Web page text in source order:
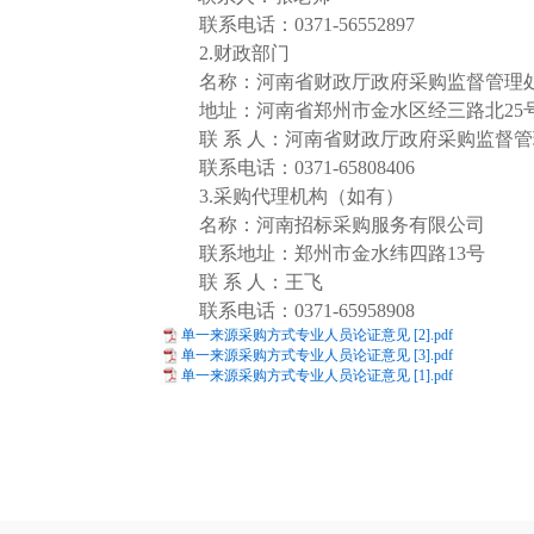
联系电话：0371-56552897
2.财政部门
名称：河南省财政厅政府采购监督管理
地址：河南省郑州市金水区经三路北25
联 系 人：河南省财政厅政府采购监督
联系电话：0371-65808406
3.采购代理机构（如有）
名称：河南招标采购服务有限公司
联系地址：郑州市金水纬四路13号
联 系 人：王飞
联系电话：0371-65958908
单一来源采购方式专业人员论证意见 [2].pdf
单一来源采购方式专业人员论证意见 [3].pdf
单一来源采购方式专业人员论证意见 [1].pdf